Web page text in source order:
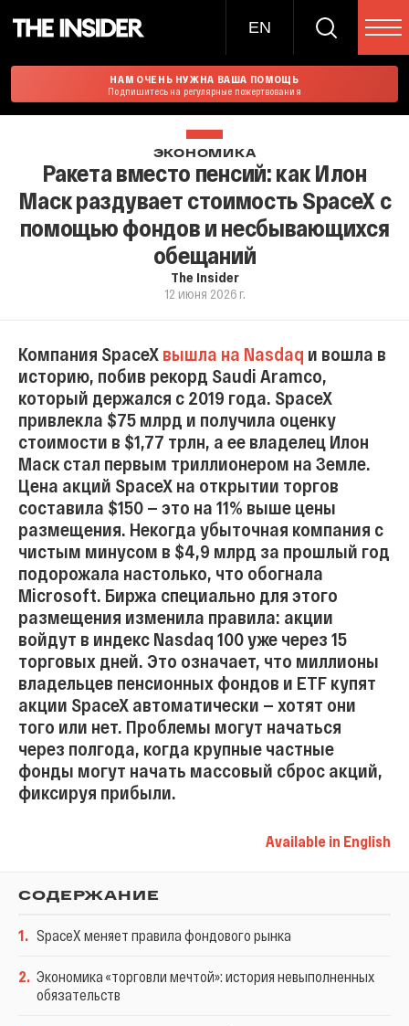
EN
НАМ ОЧЕНЬ НУЖНА ВАША ПОМОЩЬ
Подпишитесь на регулярные пожертвования
ЭКОНОМИКА
Ракета вместо пенсий: как Илон
Маск раздувает стоимость SpaceX с
помощью фондов и несбывающихся
обещаний
The Insider
12 июня 2026 г.
Компания SpaceX вышла на Nasdaq и вошла в
историю, побив рекорд Saudi Aramco,
который держался с 2019 года. SpaceX
привлекла $75 млрд и получила оценку
стоимости в $1,77 трлн, а ее владелец Илон
Маск стал первым триллионером на Земле.
Цена акций SpaceX на открытии торгов
составила $150 — это на 11% выше цены
размещения. Некогда убыточная компания с
чистым минусом в $4,9 млрд за прошлый год
подорожала настолько, что обогнала
Microsoft. Биржа специально для этого
размещения изменила правила: акции
войдут в индекс Nasdaq 100 уже через 15
торговых дней. Это означает, что миллионы
владельцев пенсионных фондов и ETF купят
акции SpaceX автоматически — хотят они
того или нет. Проблемы могут начаться
через полгода, когда крупные частные
фонды могут начать массовый сброс акций,
фиксируя прибыли.
Available in English
СОДЕРЖАНИЕ
1. SpaceX меняет правила фондового рынка
2. Экономика «торговли мечтой»: история невыполненных
обязательств